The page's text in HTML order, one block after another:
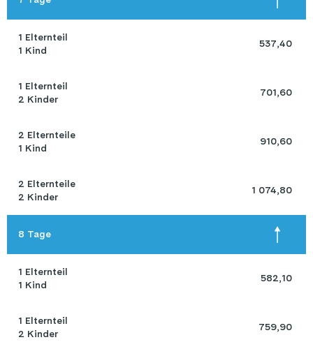
1 Elternteil
1 Kind
537,40
1 Elternteil
2 Kinder
701,60
2 Elternteile
1 Kind
910,60
2 Elternteile
2 Kinder
1 074,80
8 Tage
1 Elternteil
1 Kind
582,10
1 Elternteil
2 Kinder
759,90